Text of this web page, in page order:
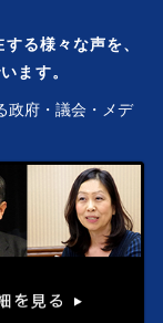
る様々な声を、
ます。
政府・議会・メデ